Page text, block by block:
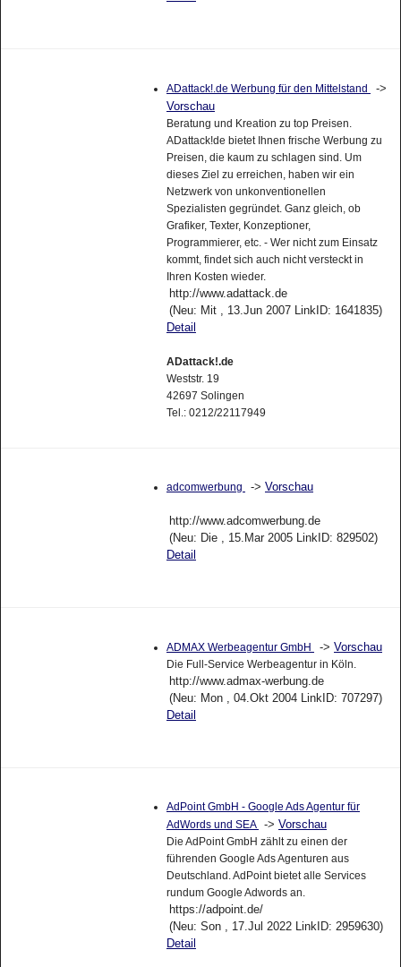
ADattack!.de Werbung für den Mittelstand
->
Vorschau
Beratung und Kreation zu top Preisen.
ADattack!de bietet Ihnen frische Werbung zu
Preisen, die kaum zu schlagen sind. Um
dieses Ziel zu erreichen, haben wir ein
Netzwerk von unkonventionellen
Spezialisten gegründet. Ganz gleich, ob
Grafiker, Texter, Konzeptioner,
Programmierer, etc. - Wer nicht zum Einsatz
kommt, findet sich auch nicht versteckt in
Ihren Kosten wieder.
http://www.adattack.de
(Neu: Mit , 13.Jun 2007 LinkID: 1641835)
Detail
ADattack!.de
Weststr. 19
42697 Solingen
Tel.: 0212/22117949
adcomwerbung -> Vorschau
http://www.adcomwerbung.de
(Neu: Die , 15.Mar 2005 LinkID: 829502)
Detail
ADMAX Werbeagentur GmbH -> Vorschau
Die Full-Service Werbeagentur in Köln.
http://www.admax-werbung.de
(Neu: Mon , 04.Okt 2004 LinkID: 707297)
Detail
AdPoint GmbH - Google Ads Agentur für
AdWords und SEA -> Vorschau
Die AdPoint GmbH zählt zu einen der
führenden Google Ads Agenturen aus
Deutschland. AdPoint bietet alle Services
rundum Google Adwords an.
https://adpoint.de/
(Neu: Son , 17.Jul 2022 LinkID: 2959630)
Detail